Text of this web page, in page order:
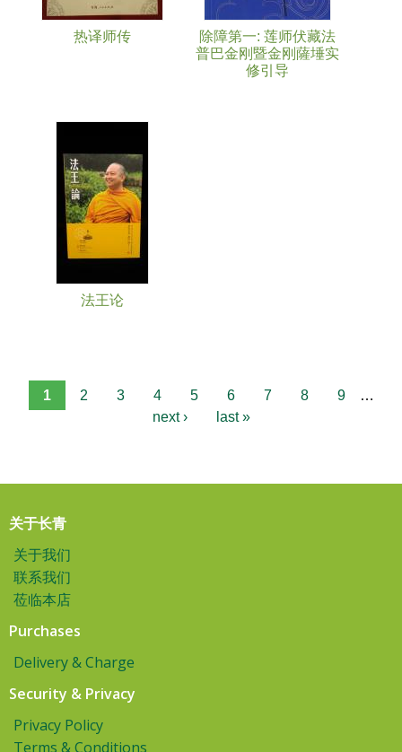
热译师传
除障第一: 莲师伏藏法
普巴金刚暨金刚薩埵实
修引导
法王论
1 2 3 4 5 6 7 8 9
…
next ›
last »
关于长青
关于我们
联系我们
莅临本店
Purchases
Delivery & Charge
Security & Privacy
Privacy Policy
Terms & Conditions